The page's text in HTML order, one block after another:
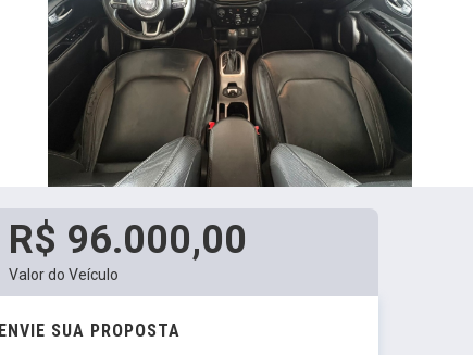
R$ 96.000,00
Valor do Veículo
ENVIE SUA PROPOSTA